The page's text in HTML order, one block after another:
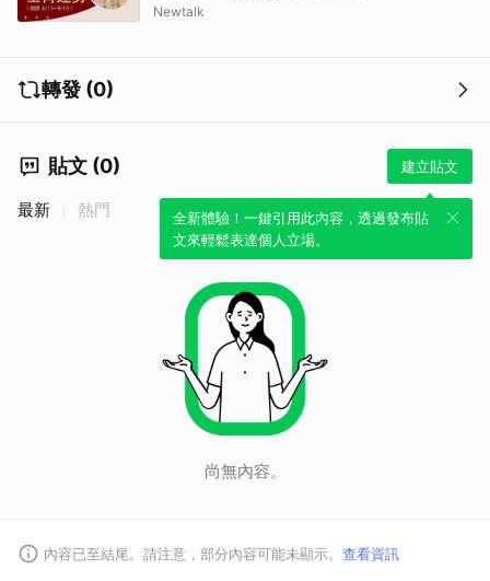
Newtalk
轉發 (0)
貼文 (0) 建立貼文
全新體驗！一鍵引用此內容，透過發布貼
文來輕鬆表達個人立場。
最新 熱門
尚無內容。
內容已至結尾。請注意，部分內容可能未顯示。 查看資訊